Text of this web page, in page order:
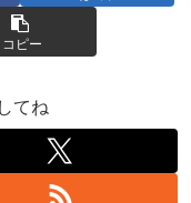
コピー
てね